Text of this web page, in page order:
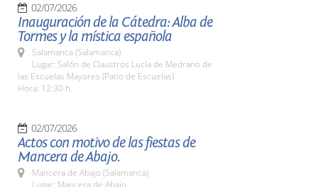
02/07/2026
Inauguración de la Cátedra: Alba de
Tormes y la mística española
Salamanca (Salamanca)
Lugar: Salón de Claustros Lucía de Medrano de
las Escuelas Mayores (Patio de Escuelas)
Hora: 12:30 h.
02/07/2026
Actos con motivo de las fiestas de
Mancera de Abajo.
Mancera de Abajo (Salamanca)
Lugar: Mancera de Abajo